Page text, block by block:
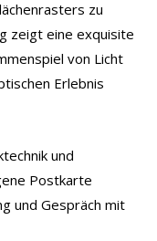
zu
zeigt eine exquisite
von Licht
Erlebnis
und
Postkarte
und Gespräch mit